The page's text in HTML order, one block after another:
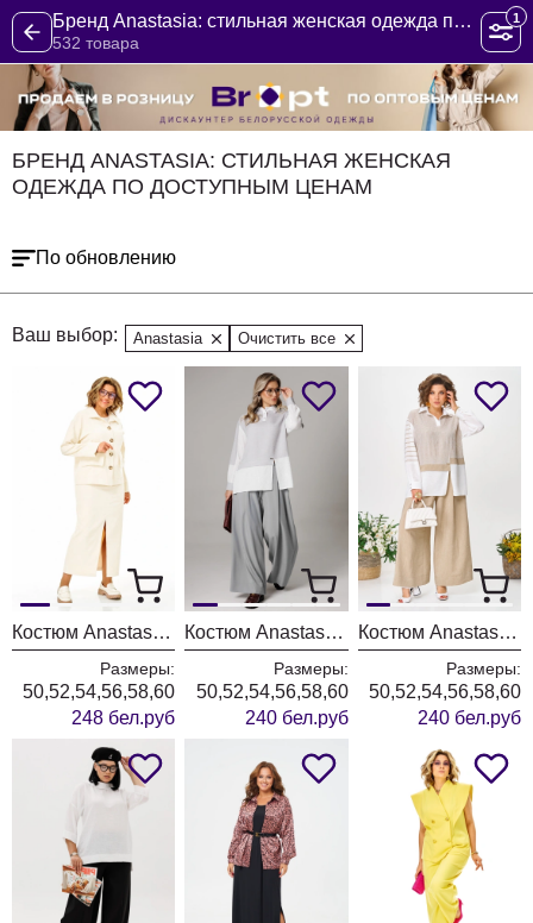
Бренд Anastasia: стильная женская одежда по доступным ценам
532 товара
1
БРЕНД ANASTASIA: СТИЛЬНАЯ ЖЕНСКАЯ
ОДЕЖДА ПО ДОСТУПНЫМ ЦЕНАМ
По обновлению
Ваш выбор: Anastasia Очистить все
Костюм Anastasia 1384 слоновая кость
Размеры:
50,52,54,56,58,60
248 бел.руб
Костюм Anastasia 1242-1 французский серый
Размеры:
50,52,54,56,58,60
240 бел.руб
Костюм Anastasia 1242-1 молочно-бежевый
Размеры:
50,52,54,56,58,60
240 бел.руб